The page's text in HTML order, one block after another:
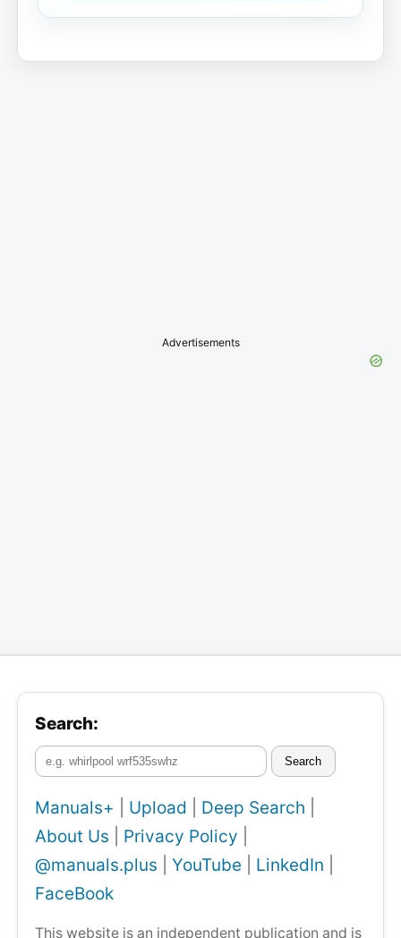
Advertisements
Search:
Search
Manuals+ Upload Deep Search
About Us
Privacy Policy
@manuals.plus
YouTube LinkedIn
FaceBook
This website is an independent publication and is